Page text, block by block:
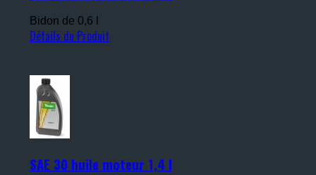
Bidon de 0,6 l
Détails du Produit
SAE 30 huile moteur 1,4 l